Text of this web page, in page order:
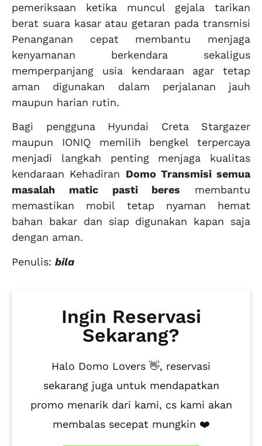
pemeriksaan ketika muncul gejala tarikan
berat suara kasar atau getaran pada transmisi
Penanganan cepat membantu menjaga
kenyamanan berkendara sekaligus
memperpanjang usia kendaraan agar tetap
aman digunakan dalam perjalanan jauh
maupun harian rutin.
Bagi pengguna Hyundai Creta Stargazer
maupun IONIQ memilih bengkel terpercaya
menjadi langkah penting menjaga kualitas
kendaraan Kehadiran Domo Transmisi semua
masalah matic pasti beres membantu
memastikan mobil tetap nyaman hemat
bahan bakar dan siap digunakan kapan saja
dengan aman.
Penulis: bila
Ingin Reservasi
Sekarang?
Halo Domo Lovers 👋, reservasi
sekarang juga untuk mendapatkan
promo menarik dari kami, cs kami akan
membalas secepat mungkin ❤️